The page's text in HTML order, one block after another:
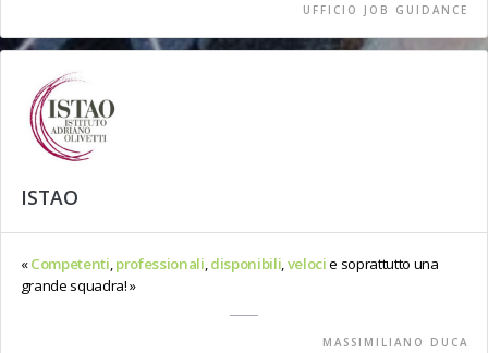
UFFICIO JOB GUIDANCE
ISTAO
Competenti professionali disponibili velocie soprattutto una
grande squadra!
MASSIMILIANO DUCA